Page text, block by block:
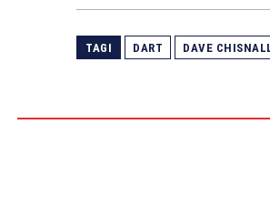
TAGI DART DAVE